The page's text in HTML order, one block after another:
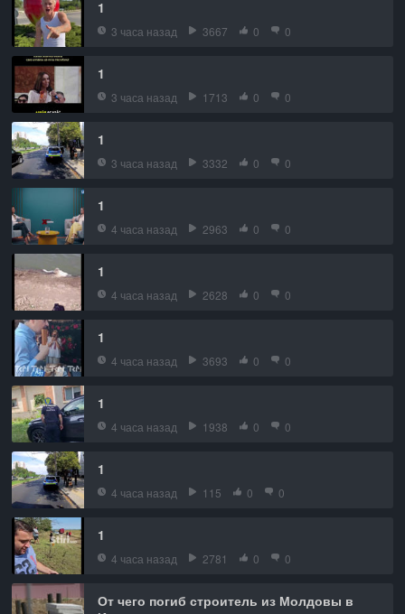
1
3 часа назад 3667 0 0
1
3 часа назад 1713 0 0
1
3 часа назад 3332 0 0
1
4 часа назад 2963 0 0
1
4 часа назад 2628 0 0
1
4 часа назад 3693 0 0
1
4 часа назад 1938 0 0
1
4 часа назад 115 0 0
1
4 часа назад 2781 0 0
От чего погиб строитель из Молдовы в